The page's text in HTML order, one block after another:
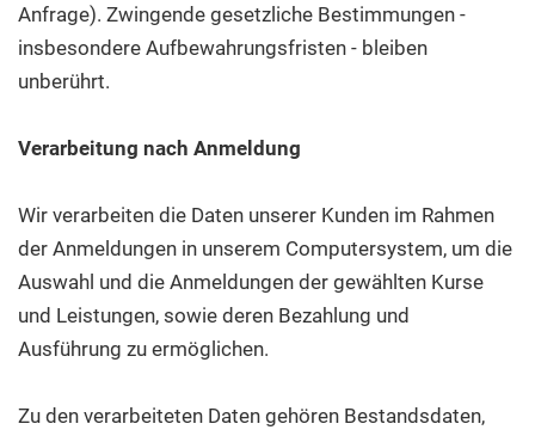
Anfrage). Zwingende gesetzliche Bestimmungen -
insbesondere Aufbewahrungsfristen - bleiben
unberührt.
Verarbeitung nach Anmeldung
Wir verarbeiten die Daten unserer Kunden im Rahmen
der Anmeldungen in unserem Computersystem, um die
Auswahl und die Anmeldungen der gewählten Kurse
und Leistungen, sowie deren Bezahlung und
Ausführung zu ermöglichen.
Zu den verarbeiteten Daten gehören Bestandsdaten,